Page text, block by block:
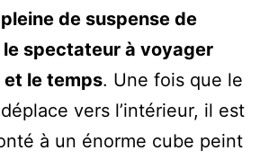
de suspense de
spectateur à voyager
et le temps. Une fois que le
vers l’intérieur, il est
à un énorme cube peint